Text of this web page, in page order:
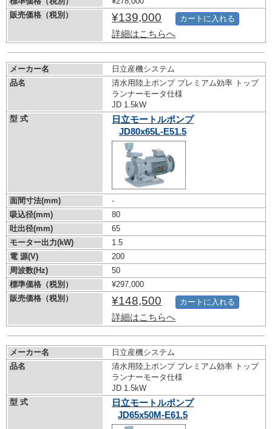
販売価格（税別）
¥139,000
詳細はこちらへ
カートに入れる
メーカー名
日立産機システム
品名
清水用陸上ポンプ プレミアム効率 トップ
ランナーモータ仕様
JD 1.5kW
型 式
日立モートルポンプ
JD80x65L-E51.5
面間寸法(mm)
-
吸込径(mm)
80
吐出径(mm)
65
モーター出力(kW)
1.5
電 源(V)
200
周波数(Hz)
50
標準価格（税別）
¥297,000
販売価格（税別）
¥148,500
詳細はこちらへ
カートに入れる
メーカー名
日立産機システム
品名
清水用陸上ポンプ プレミアム効率 トップ
ランナーモータ仕様
JD 1.5kW
型 式
日立モートルポンプ
JD65x50M-E61.5